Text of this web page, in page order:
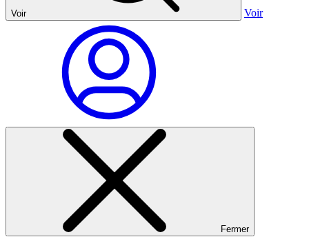
Voir Voir
Fermer